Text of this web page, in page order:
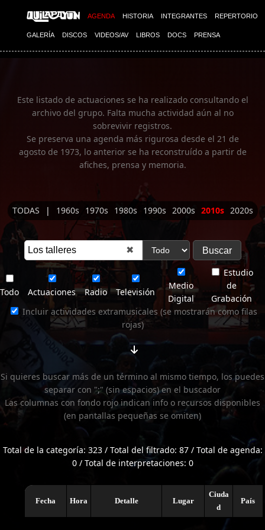
AGENDA HISTORIA INTEGRANTES REPERTORIO
GALERÍA DISCOS VIDEOS/AV LIBROS DOCS PRENSA
Imagen 01
Este listado de actuaciones se ha realizado consultando el
archivo del grupo. Falta mucha actividad aún al no
sobrevivir registros.
Se preserva una agenda más rigurosa desde el 21 de
agosto de 1973, lo anterior se ha reconstruído a partir de
afiches, prensa y memoria.
TODAS | 1960s 1970s 1980s 1990s 2000s 2010s 2020s
✖
Todo Actuaciones Radio Televisión
Medio
Digital
Estudio
de
Grabación
Incluir actividades extramusicales (se mostrarán como filas
rojas)
Si quieres buscar más de un término al mismo tiempo, los puedes
separar con ";" (sin espacios) en el buscador
Las columnas con fondo rojo indican info o recursos disponibles
(en pantallas pequeñas se omiten)
Total de la categoría: 323 / Total del filtrado: 87 / Total de agenda:
0 / Total de interpretaciones: 0
Fecha Hora Detalle Lugar
Ciuda
d
País